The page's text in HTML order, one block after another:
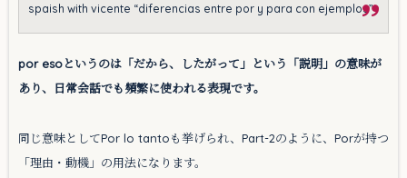
spaish with vicente “diferencias entre por y para con ejemplos”
por esoというのは「だから、したがって」という「説明」の意味が
あり、日常会話でも頻繁に使われる表現です。
同じ意味としてPor lo tantoも挙げられ、Part-2のように、Porが持つ
「理由・動機」の用法になります。